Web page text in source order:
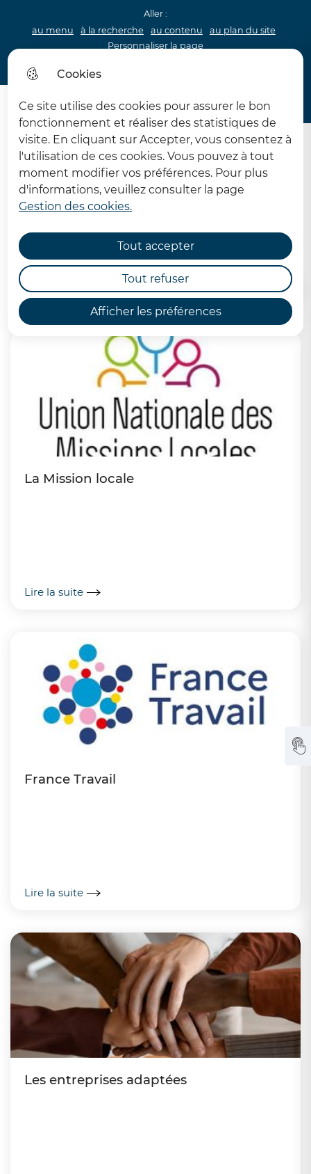
Cookies
Ce site utilise des cookies pour assurer le bon
fonctionnement et réaliser des statistiques de
visite. En cliquant sur Accepter, vous consentez à
l'utilisation de ces cookies. Vous pouvez à tout
moment modifier vos préférences. Pour plus
d'informations, veuillez consulter la page
Gestion des cookies.
Afficher les préférences
Tout accepter
Tout refuser
Aller :
au menu
à la recherche au contenu
au plan du site
Personnaliser la page
62 MDPH Maison départementale des personnes
Menu
L'accès à l'emploi vers le
milieu ordinaire
Accueil
La Mission locale
Lire la suite
France Travail
Lire la suite
Les entreprises adaptées